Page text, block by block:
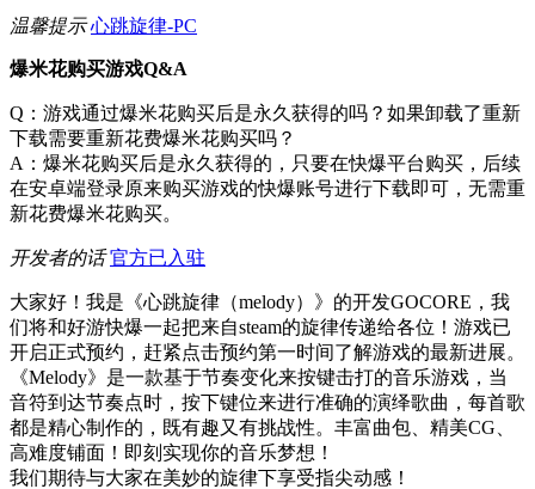
温馨提示 心跳旋律-PC
爆米花购买游戏Q&A
Q：游戏通过爆米花购买后是永久获得的吗？如果卸载了重新
下载需要重新花费爆米花购买吗？
A：爆米花购买后是永久获得的，只要在快爆平台购买，后续
在安卓端登录原来购买游戏的快爆账号进行下载即可，无需重
新花费爆米花购买。
开发者的话 官方已入驻
大家好！我是《心跳旋律（melody）》的开发GOCORE，我
们将和好游快爆一起把来自steam的旋律传递给各位！游戏已
开启正式预约，赶紧点击预约第一时间了解游戏的最新进展。
《Melody》是一款基于节奏变化来按键击打的音乐游戏，当
音符到达节奏点时，按下键位来进行准确的演绎歌曲，每首歌
都是精心制作的，既有趣又有挑战性。丰富曲包、精美CG、
高难度铺面！即刻实现你的音乐梦想！
我们期待与大家在美妙的旋律下享受指尖动感！